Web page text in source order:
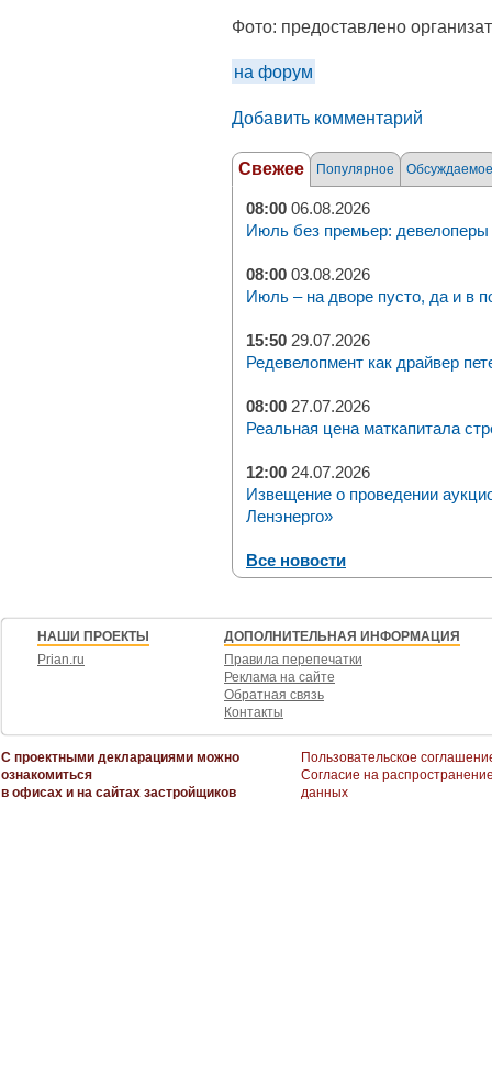
Фото: предоставлено
на форум
Добавить комментарий
Свежее Популярное Обсуждаемое
08:00 06.08.2026
Июль без премьер: девелоперы
08:00 03.08.2026
Июль – на дворе пусто, да и в
15:50 29.07.2026
Редевелопмент как драйвер
08:00 27.07.2026
Реальная цена маткапитала
12:00 24.07.2026
Извещение о проведении
Ленэнерго»
Все новости
НАШИ ПРОЕКТЫ
Prian.ru
ДОПОЛНИТЕЛЬНАЯ ИНФОРМАЦИЯ
Правила перепечатки
Реклама на сайте
Обратная связь
Контакты
С проектными декларациями можно
ознакомиться
в офисах и на сайтах застройщиков
Пользовательское
Согласие на
данных